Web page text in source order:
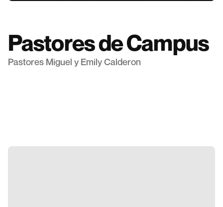
Pastores de Campus
Pastores Miguel y Emily Calderon